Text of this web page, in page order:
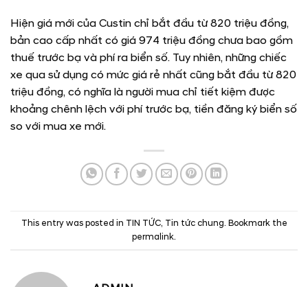
Hiện giá mới của Custin chỉ bắt đầu từ 820 triệu đồng,
bản cao cấp nhất có giá 974 triệu đồng chưa bao gồm
thuế trước bạ và phí ra biển số. Tuy nhiên, những chiếc
xe qua sử dụng có mức giá rẻ nhất cũng bắt đầu từ 820
triệu đồng, có nghĩa là người mua chỉ tiết kiệm được
khoảng chênh lệch với phí trước bạ, tiền đăng ký biển số
so với mua xe mới.
This entry was posted in TIN TỨC, Tin tức chung. Bookmark the
permalink.